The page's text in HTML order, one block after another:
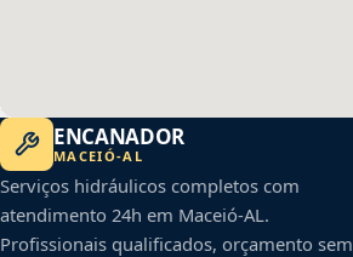
ENCANADOR
MACEIÓ-AL
Serviços hidráulicos completos com
atendimento 24h em Maceió-AL.
Profissionais qualificados, orçamento sem